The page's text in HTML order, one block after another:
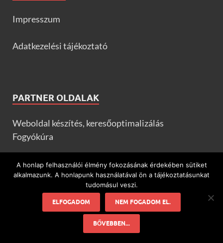
Impresszum
Adatkezelési tájékoztató
PARTNER OLDALAK
Weboldal készítés, keresőoptimalizálás
Fogyókúra
Társkeresés
Valentin-nap
Amerikai palacsinta
A honlap felhasználói élmény fokozásának érdekében sütiket
alkalmazunk. A honlapunk használatával ön a tájékoztatásunkat
tudomásul veszi.
ELFOGADOM NEM FOGADOM EL.
BŐVEBBEN...